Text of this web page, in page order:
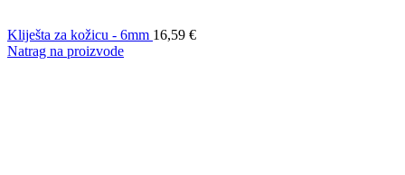
Kliješta za kožicu - 6mm 16,59 €
Natrag na proizvode